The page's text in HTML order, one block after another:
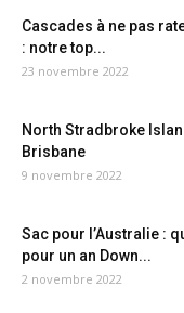
Cascades à ne pas
: notre top...
23 novembre 2022
North Stradbroke
Brisbane
9 novembre 2022
Sac pour l’Australie :
pour un an Down...
2 novembre 2022